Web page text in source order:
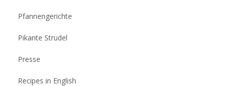
Pfannengerichte
Pikante Strudel
Presse
Recipes in English